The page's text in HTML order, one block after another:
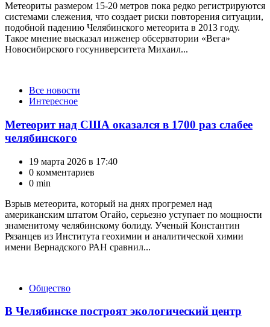
Метеориты размером 15-20 метров пока редко регистрируются
системами слежения, что создает риски повторения ситуации,
подобной падению Челябинского метеорита в 2013 году.
Такое мнение высказал инженер обсерватории «Вега»
Новосибирского госуниверситета Михаил...
КатегорииВсе новости
Интересное
Метеорит над США оказался в 1700 раз слабее
челябинского
19 марта 2026 в 17:40
0 комментариев
0 min
Взрыв метеорита, который на днях прогремел над
американским штатом Огайо, серьезно уступает по мощности
знаменитому челябинскому болиду. Ученый Константин
Рязанцев из Института геохимии и аналитической химии
имени Вернадского РАН сравнил...
КатегорииОбщество
В Челябинске построят экологический центр